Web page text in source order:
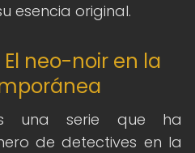
esencia original.
neo-noir en la
una serie que ha
de detectives en la